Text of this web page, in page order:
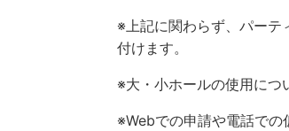
※上記に関わらず、パーテ
付けます。
※大・小ホールの使用につ
※Webでの申請や電話での